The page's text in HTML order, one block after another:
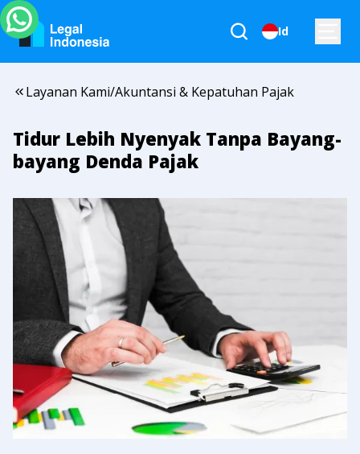
Id
Layanan Kami/Akuntansi & Kepatuhan Pajak
Tidur Lebih Nyenyak Tanpa Bayang-
bayang Denda Pajak